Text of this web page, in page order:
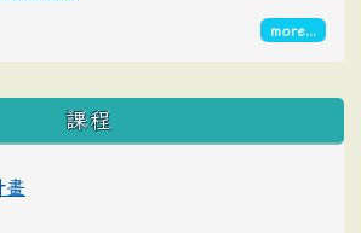
more...
課程
畫